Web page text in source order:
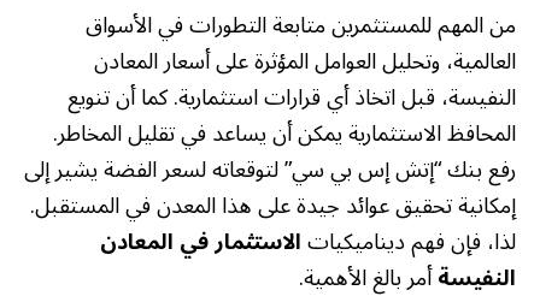
من المهم للمستثمرين متابعة التطورات في الأسواق
العالمية، وتحليل العوامل المؤثرة على أسعار المعادن
النفيسة، قبل اتخاذ أي قرارات استثمارية. كما أن تنويع
المحافظ الاستثمارية يمكن أن يساعد في تقليل المخاطر.
رفع بنك “إتش إس بي سي” لتوقعاته لسعر الفضة يشير إلى
إمكانية تحقيق عوائد جيدة على هذا المعدن في المستقبل.
لذا، فإن فهم ديناميكياتالاستثمار في المعادن
النفيسةأمر بالغ الأهمية.